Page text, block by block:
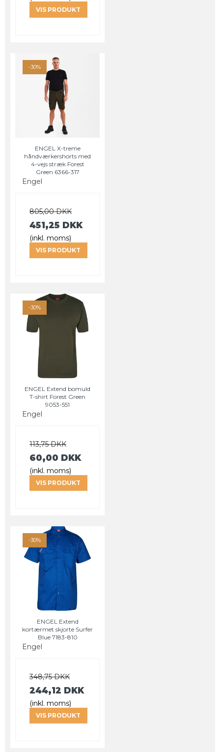
VIS PRODUKT
-30%
ENGEL X-treme
håndværkershorts med
4-vejs stræk Forest
Green 6366-317
Engel
805,00 DKK
451,25 DKK
(inkl. moms)
VIS PRODUKT
-30%
ENGEL Extend bomuld
T-shirt Forest Green
9053-551
Engel
113,75 DKK
60,00 DKK
(inkl. moms)
VIS PRODUKT
-30%
ENGEL Extend
kortærmet skjorte Surfer
Blue 7183-810
Engel
348,75 DKK
244,12 DKK
(inkl. moms)
VIS PRODUKT